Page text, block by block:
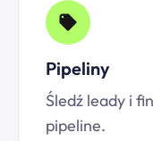
Pipeliny
Śledź leady i
pipeline.